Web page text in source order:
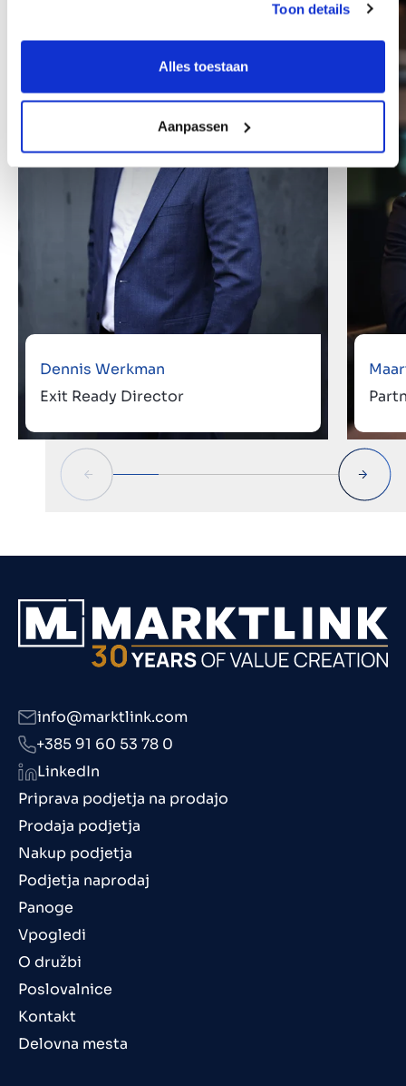
Toon details
Alles toestaan
Aanpassen
Dennis Werkman
Exit Ready Director
Priprava podjetja na prodajo
Prodaja podjetja
Nakup podjetja
Podjetja naprodaj
Panoge
Vpogledi
O družbi
Poslovalnice
Kontakt
Delovna mesta
info@marktlink.com
+385 91 60 53 78 0
LinkedIn